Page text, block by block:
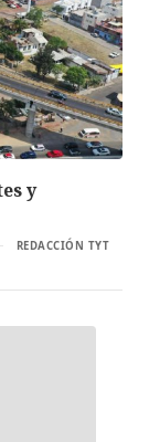
y
REDACCIÓN TYT